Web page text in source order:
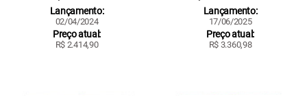
Lançamento:
02/04/2024
Preço atual:
R$ 2.414,90
Lançamento:
17/06/2025
Preço atual:
R$ 3.360,98